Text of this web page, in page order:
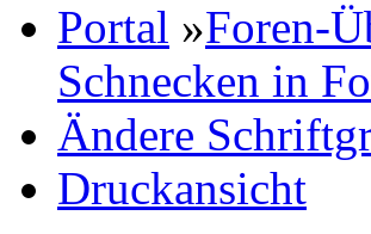
Portal »Foren-
Schnecken in
Ändere
Druckansicht